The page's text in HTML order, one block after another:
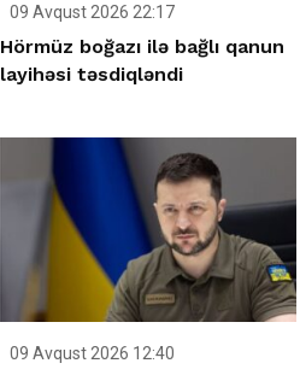
09 Avqust 2026 22:17
Hörmüz boğazı ilə bağlı qanun
layihəsi təsdiqləndi
09 Avqust 2026 12:40